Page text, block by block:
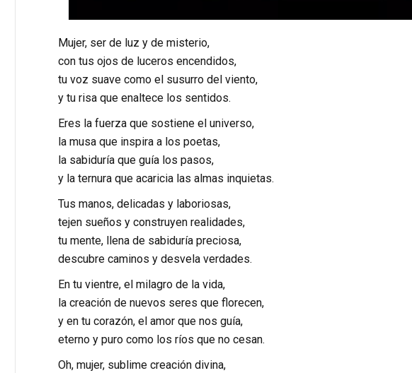
Mujer, ser de luz y de misterio,
con tus ojos de luceros encendidos,
tu voz suave como el susurro del viento,
y tu risa que enaltece los sentidos.
Eres la fuerza que sostiene el universo,
la musa que inspira a los poetas,
la sabiduría que guía los pasos,
y la ternura que acaricia las almas inquietas.
Tus manos, delicadas y laboriosas,
tejen sueños y construyen realidades,
tu mente, llena de sabiduría preciosa,
descubre caminos y desvela verdades.
En tu vientre, el milagro de la vida,
la creación de nuevos seres que florecen,
y en tu corazón, el amor que nos guía,
eterno y puro como los ríos que no cesan.
Oh, mujer, sublime creación divina,